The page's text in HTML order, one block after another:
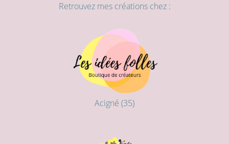
Retrouvez mes créations chez :
Acigné (35)